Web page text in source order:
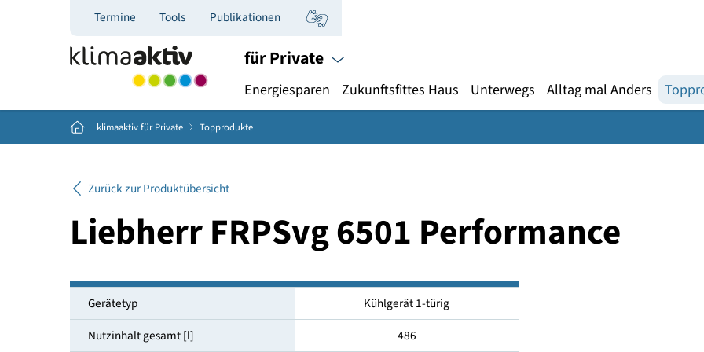
Termine Tools Publikationen
für Private
Energiesparen Zukunftsfittes Haus Unterwegs Alltag mal
Home klimaaktiv für Private Topprodukte
Liebherr FRPSvg 6501 Performance
Gerätetyp Kühlgerät 1-türig